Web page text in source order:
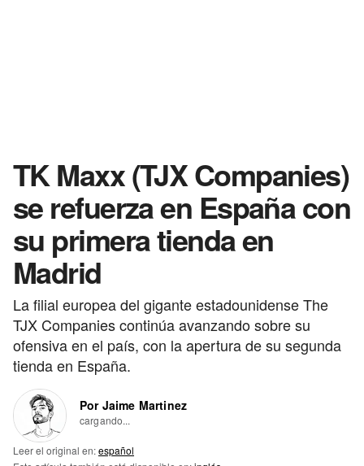
TK Maxx (TJX Companies)
se refuerza en España con
su primera tienda en
Madrid
La filial europea del gigante estadounidense The
TJX Companies continúa avanzando sobre su
ofensiva en el país, con la apertura de su segunda
tienda en España.
Por Jaime Martinez
cargando...
Leer el original en:español